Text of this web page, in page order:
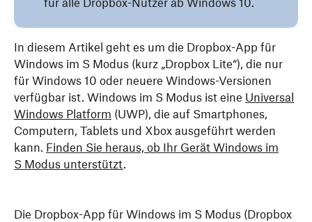
für alle Dropbox-Nutzer ab Windows 10.
In diesem Artikel geht es um die Dropbox-App für
Windows im S Modus (kurz „Dropbox Lite“), die nur
für Windows 10 oder neuere Windows-Versionen
verfügbar ist. Windows im S Modus ist eine Universal
Windows Platform (UWP), die auf Smartphones,
Computern, Tablets und Xbox ausgeführt werden
kann. Finden Sie heraus, ob Ihr Gerät Windows im
S Modus unterstützt.
Die Dropbox-App für Windows im S Modus (Dropbox